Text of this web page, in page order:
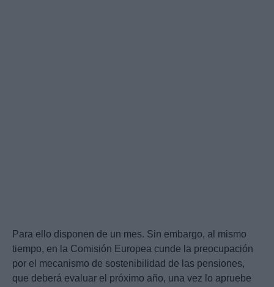
Para ello disponen de un mes. Sin embargo, al mismo
tiempo, en la Comisión Europea cunde la preocupación
por el mecanismo de sostenibilidad de las pensiones,
que deberá evaluar el próximo año, una vez lo apruebe